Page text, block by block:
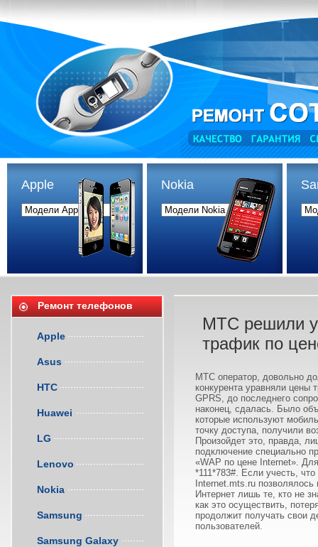
Apple Nokia
МТС решили
трафик по
МТС оператор, довольно
конкурента уравняли цены
GPRS, до последнего
наконец, сдалась. Было
которые используют
точку доступа, получили
Произойдет это, правда,
подключение специально
«WAP по цене Internet».
*111*783#. Если учесть,
Internet.mts.ru
Интернет лишь те, кто не
как это осуществить,
продолжит получать свои
пользователей.
Ремонт телефонов
Apple
Asus
HTC
Huawei
LG
Lenovo
Nokia
Samsung
Samsung Galaxy